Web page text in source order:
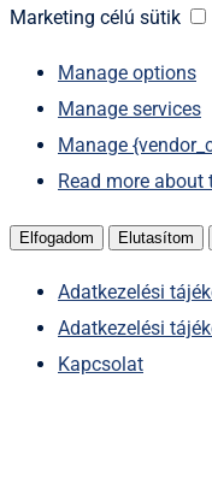
sütik
Marketing célú sütik
Manage options
Manage services
Manage
Read more about
Elfogadom Elutasítom
Adatkezelési
Adatkezelési
Kapcsolat